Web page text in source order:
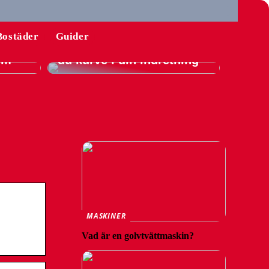
Guider
du kurve i din indretning
MASKINER
Vad är en golvtvättmaskin?